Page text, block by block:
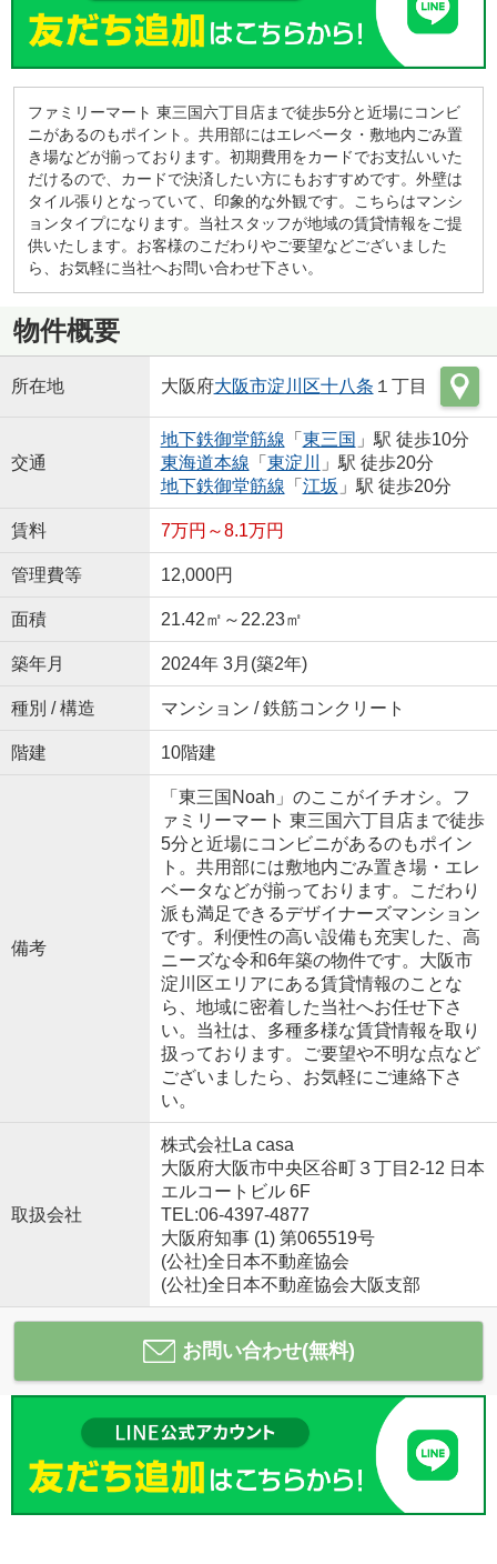
ファミリーマート 東三国六丁目店まで徒歩5分と近場にコンビ
ニがあるのもポイント。共用部にはエレベータ・敷地内ごみ置
き場などが揃っております。初期費用をカードでお支払いいた
だけるので、カードで決済したい方にもおすすめです。外壁は
タイル張りとなっていて、印象的な外観です。こちらはマンシ
ョンタイプになります。当社スタッフが地域の賃貸情報をご提
供いたします。お客様のこだわりやご要望などございました
ら、お気軽に当社へお問い合わせ下さい。
物件概要
所在地 大阪府大阪市淀川区十八条 １丁目
交通
地下鉄御堂筋線 「 東三国 」駅 徒歩10分
東海道本線 「 東淀川
」駅 徒歩20分
地下鉄御堂筋線 「 江坂 」駅 徒歩20分
賃料 7万円～8.1万円
管理費等 12,000円
面積 21.42㎡～22.23㎡
築年月 2024年 3月(築2年)
種別 / 構造 マンション / 鉄筋コンクリート
階建 10階建
備考
「東三国Noah」のここがイチオシ。フ
ァミリーマート 東三国六丁目店まで徒歩
5分と近場にコンビニがあるのもポイン
ト。共用部には敷地内ごみ置き場・エレ
ベータなどが揃っております。こだわり
派も満足できるデザイナーズマンション
です。利便性の高い設備も充実した、高
ニーズな令和6年築の物件です。大阪市
淀川区エリアにある賃貸情報のことな
ら、地域に密着した当社へお任せ下さ
い。当社は、多種多様な賃貸情報を取り
扱っております。ご要望や不明な点など
ございましたら、お気軽にご連絡下さ
い。
取扱会社
株式会社La casa
大阪府大阪市中央区谷町３丁目2-12 日本
エルコートビル 6F
TEL:06-4397-4877
大阪府知事 (1) 第065519号
(公社)全日本不動産協会
(公社)全日本不動産協会大阪支部
お問い合わせ(無料)